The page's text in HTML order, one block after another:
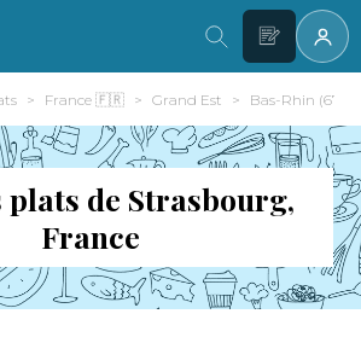
France 🇫🇷 Grand Est Bas-Rhin (67)
plats de Strasbourg,
France